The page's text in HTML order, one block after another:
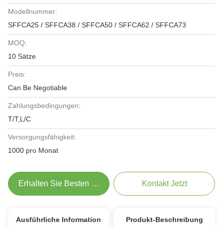
Modellnummer:
SFFCA25 / SFFCA38 / SFFCA50 / SFFCA62 / SFFCA73
MOQ:
10 Sätze
Preis:
Can Be Negotiable
Zahlungsbedingungen:
T/T,L/C
Versorgungsfähigkeit:
1000 pro Monat
Erhalten Sie Besten Preis Kontakt Jetzt
Ausführliche Information Produkt-Beschreibung